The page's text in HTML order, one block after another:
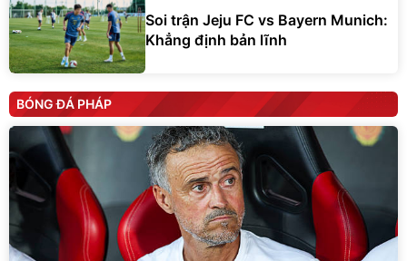
Soi trận Jeju FC vs Bayern Munich:
Khẳng định bản lĩnh
BÓNG ĐÁ PHÁP